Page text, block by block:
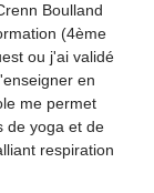
Boulland
(4ème
ou j'ai validé
en
me permet
de yoga et de
respiration